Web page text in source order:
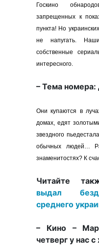
Госкино
запрещенных к
пункта! Но
не напугать.
собственные
интересного.
– Тема
Они купаются в
домах, едят
звездного
обычных людей…
знаменитостях? К
Читайте
выдал
среднего
– Кино –
четверг у нас